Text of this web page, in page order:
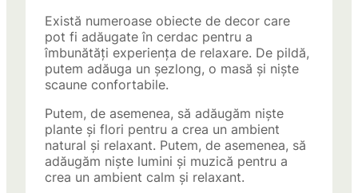
Există numeroase obiecte de decor care
pot fi adăugate în cerdac pentru a
îmbunătăți experiența de relaxare. De pildă,
putem adăuga un șezlong, o masă și niște
scaune confortabile.
Putem, de asemenea, să adăugăm niște
plante și flori pentru a crea un ambient
natural și relaxant. Putem, de asemenea, să
adăugăm niște lumini și muzică pentru a
crea un ambient calm și relaxant.